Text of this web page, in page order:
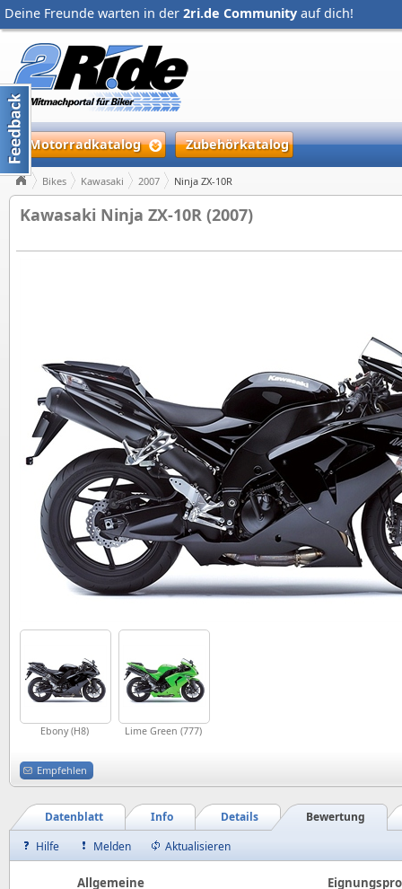
Deine Freunde warten in der 2ri.de Community auf dich!
Motorradkatalog Zubehörkatalog
Bikes Kawasaki 2007 Ninja ZX-10R
Kawasaki Ninja ZX-10R (2007)
Ebony (H8) Lime Green (777)
Empfehlen
Bewertung
Details
Info
Datenblatt
Hilfe
Melden Aktualisieren
Allgemeine